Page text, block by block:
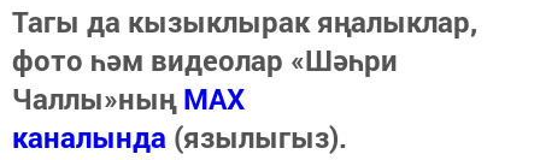
Тагы да кызыклырак яңалыклар,
фото һәм видеолар «Шәһри
Чаллы»ныңMAX
каналында (язылыгыз).